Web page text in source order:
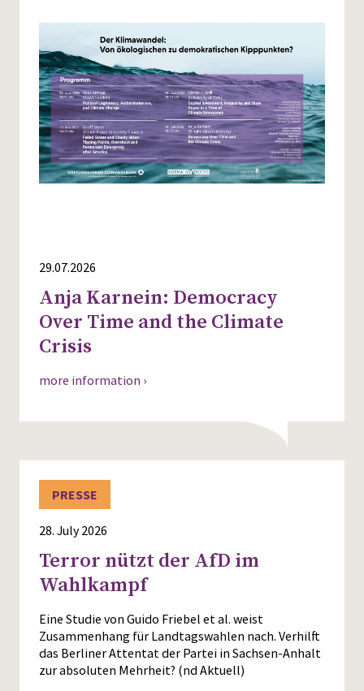
29.07.2026
Anja Karnein: Democracy
Over Time and the Climate
Crisis
more information ›
PRESSE
28. July 2026
Terror nützt der AfD im
Wahlkampf
Eine Studie von Guido Friebel et al. weist
Zusammenhang für Landtagswahlen nach. Verhilft
das Berliner Attentat der Partei in Sachsen-Anhalt
zur absoluten Mehrheit? (nd Aktuell)